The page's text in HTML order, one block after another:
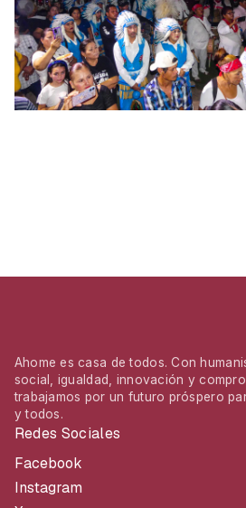
Ahome es casa de todos. Con
social, igualdad, innovación y
trabajamos por un futuro próspero
y todos.
Redes Sociales
Facebook
Instagram